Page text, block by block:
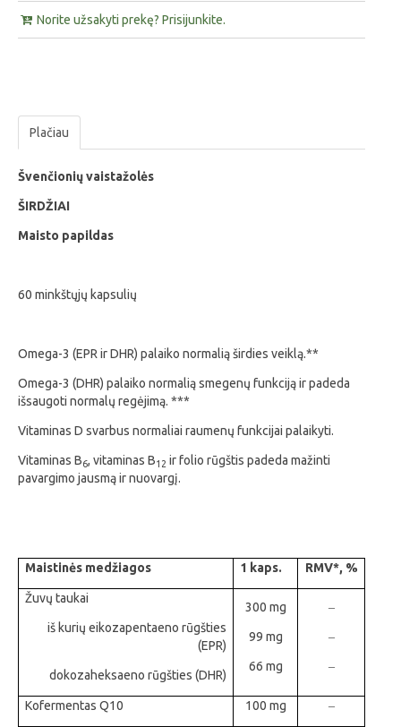
Norite užsakyti prekę? Prisijunkite.
Plačiau
Švenčionių vaistažolės
ŠIRDŽIAI
Maisto papildas
60 minkštųjų kapsulių
Omega-3 (EPR ir DHR) palaiko normalią širdies veiklą.**
Omega-3 (DHR) palaiko normalią smegenų funkciją ir padeda
išsaugoti normalų regėjimą. ***
Vitaminas D svarbus normaliai raumenų funkcijai palaikyti.
Vitaminas B6, vitaminas B12 ir folio rūgštis padeda mažinti
pavargimo jausmą ir nuovargį.
Maistinės medžiagos 1 kaps. RMV*, %
Žuvų taukai
iš kurių eikozapentaeno rūgšties
(EPR)
dokozaheksaeno rūgšties (DHR)
300 mg
99 mg
66 mg
‒
‒
‒
Kofermentas Q10 100 mg ‒